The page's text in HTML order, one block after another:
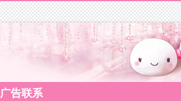
广告联系